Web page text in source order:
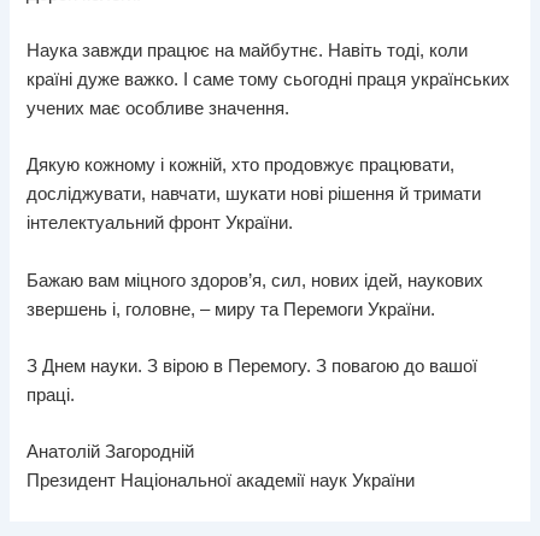
Наука завжди працює на майбутнє. Навіть тоді, коли
країні дуже важко. І саме тому сьогодні праця українських
учених має особливе значення.
Дякую кожному і кожній, хто продовжує працювати,
досліджувати, навчати, шукати нові рішення й тримати
інтелектуальний фронт України.
Бажаю вам міцного здоров’я, сил, нових ідей, наукових
звершень і, головне, – миру та Перемоги України.
З Днем науки. З вірою в Перемогу. З повагою до вашої
праці.
Анатолій Загородній
Президент Національної академії наук України